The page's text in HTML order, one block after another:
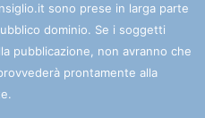
sono prese in larga parte
dominio. Se i soggetti
pubblicazione, non avranno che
prontamente alla